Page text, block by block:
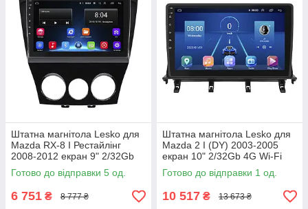
Штатна магнітола Lesko для
Mazda RX-8 I Рестайлінг
2008-2012 екран 9" 2/32Gb
Wi-Fi GPS Base Мазда
Готово до відправки 5 од.
6 751 ₴ 8 777 ₴
Штатна магнітола Lesko для
Mazda 2 I (DY) 2003-2005
екран 10" 2/32Gb 4G Wi-Fi
GPS Top Мазда
Готово до відправки 1 од.
10 517 ₴ 13 673 ₴